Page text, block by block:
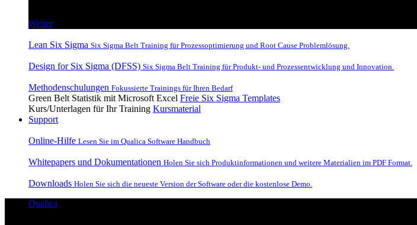
Weiter
Lean Six Sigma Six Sigma Belt Training für Prozessoptimierung und Root Cause Problemlösung.
Design for Six Sigma (DFSS) Six Sigma Belt Training für Produkt- und Prozessentwicklung und Innovation.
Methodenschulungen Fokussierte Trainings für Ihren Bedarf
Green Belt Statistik mit Microsoft Excel Freie Six Sigma Templates
Kurs/Unterlagen für Ihr Training Kursmaterial
Support
Online-Hilfe Lesen Sie im Qualica Software Handbuch
Whitepapers und Dokumentationen Holen Sie sich Produktinformationen und weitere Materialien im PDF Format.
Downloads Holen Sie sich die neueste Version der Software oder die kostenlose Demo.
Qualica